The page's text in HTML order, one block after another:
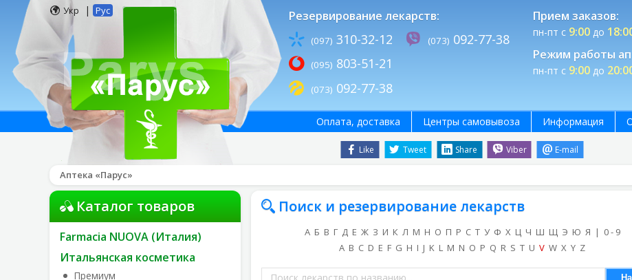
Укр | Рус Резервирование лекарств:
(097) 310-32-12
(095) 803-51-21
(073) 092-77-38
(073) 092-77-38
Прием заказов:
пн-пт с 9:00до
Режим работы
пн-пт с 9:00до
Like Tweet Share Viber E-mail
Оплата, доставка Центры самовывоза Информация
Аптека «Парус»
Каталог товаров
Farmacia NUOVA (Италия)
Итальянская косметика
Премиум
Поиск и резервирование лекарств
А Б В Г Д Е Ж З И К Л М Н О П Р С Т У Ф Х Ц Ч Ш Щ Э Ю Я | 0 - 9
A B C D E F G H I J K L M N O P Q R S T U V W X Y Z
Поиск